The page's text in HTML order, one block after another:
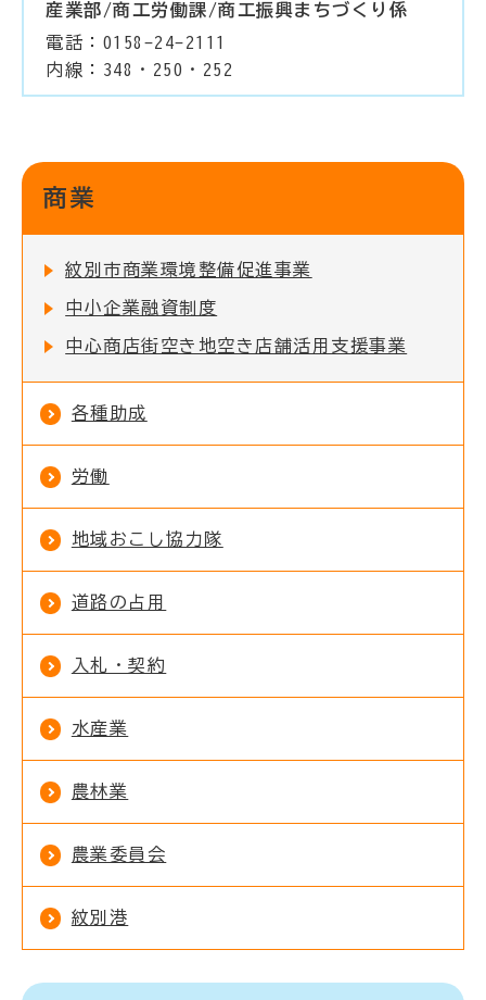
産業部/商工労働課/商工振興まちづくり係
電話：0158-24-2111
内線：348・250・252
商業
紋別市商業環境整備促進事業
中小企業融資制度
中心商店街空き地空き店舗活用支援事業
各種助成
労働
地域おこし協力隊
道路の占用
入札・契約
水産業
農林業
農業委員会
紋別港